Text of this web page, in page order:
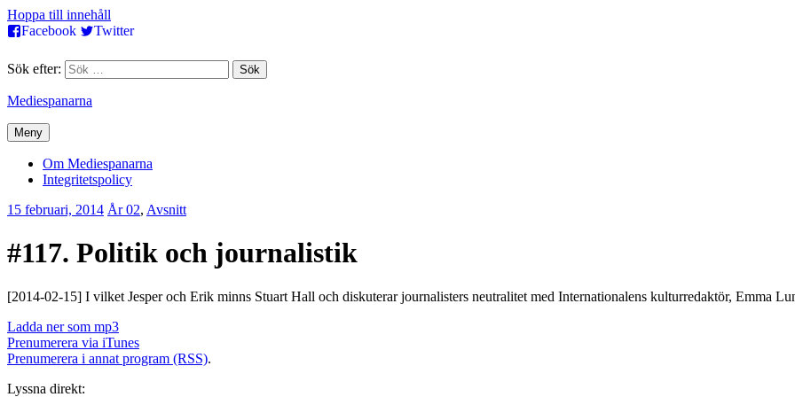
Hoppa till innehåll
Facebook
Twitter
Sök efter:
Mediespanarna
Meny
Om Mediespanarna
Integritetspolicy
15 februari, 2014 Erik
År 02, Avsnitt
#117. Politik och journalistik
[2014-02-15] I vilket Jesper och Erik minns Stuart Hall och diskuterar journalisters neutralitet med Internationalens kulturredaktör, Emma
Ladda ner som mp3
Prenumerera via iTunes
Prenumerera i annat program (RSS).
Lyssna direkt: